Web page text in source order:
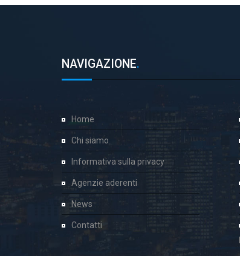
NAVIGAZIONE.
Home
Chi siamo
Informativa sulla privacy
Agenzie aderenti
News
Contatti